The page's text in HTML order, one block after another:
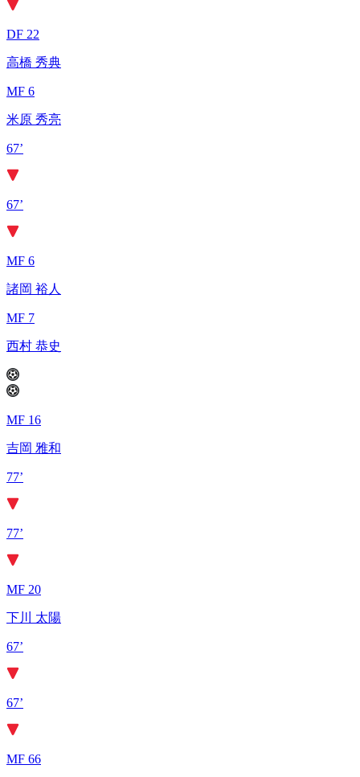
DF 22
高橋 秀典
MF 6
米原 秀亮
67’
67’
MF 6
諸岡 裕人
MF 7
西村 恭史
MF 16
吉岡 雅和
77’
77’
MF 20
下川 太陽
67’
67’
MF 66